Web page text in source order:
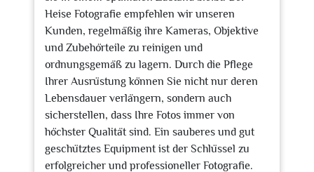
Heise Fotografie empfehlen wir unseren
Kunden, regelmäßig ihre Kameras, Objektive
und Zubehörteile zu reinigen und
ordnungsgemäß zu lagern. Durch die Pflege
Ihrer Ausrüstung können Sie nicht nur deren
Lebensdauer verlängern, sondern auch
sicherstellen, dass Ihre Fotos immer von
höchster Qualität sind. Ein sauberes und gut
geschütztes Equipment ist der Schlüssel zu
erfolgreicher und professioneller Fotografie.